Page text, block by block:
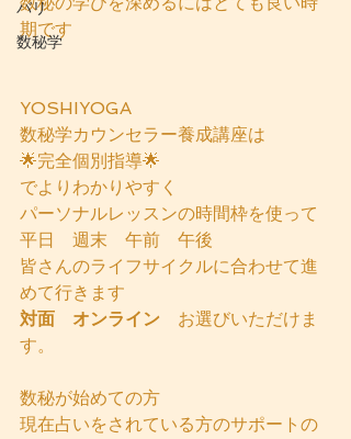
バリ
数秘学
期です
YOSHIYOGA
数秘学カウンセラー養成講座は
🌟完全個別指導🌟
でよりわかりやすく
パーソナルレッスンの時間枠を使って
平日　週末　午前　午後
皆さんのライフサイクルに合わせて進
めて行きます
対面　オンライン お選びいただけま
す。
数秘が始めての方
現在占いをされている方のサポートの